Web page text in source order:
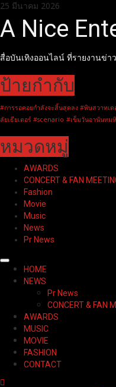
Skip
to
content
25 มีนาคม 2026
A Nice
สื่อบันเทิงออนไลน์ ที่รายงานข่า
ป้ายกำกับ
#การรอคอยกำลังจะสิ้นสุดลง #พิษสวาทเ
ลัยเธียเตอร์ #scenario #เข็มวันอานันทม
หมวดหมู่
AWARDS
CONCERT & FAN
Fashion
Movie
Music
News
Pr News
Primary
Menu
HOME
NEWS
Pr News
CONCERT & FAN
AWARDS
MUSIC
MOVIE
FASHION
CONTACT